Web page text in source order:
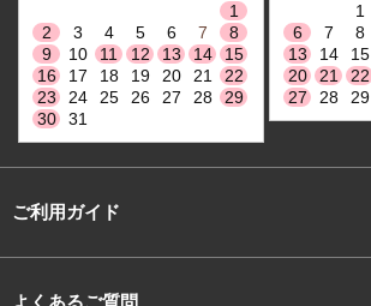
1
2
3 4 5 6 7
8
9
10 11 12 13 14
15
16
17 18 19 20 21
22
23
24 25 26 27 28
29
30
31
1
6
7 8
13
14 15
20
21 22
27
28 29
ご利用ガイド